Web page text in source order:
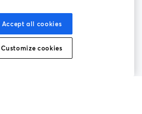
wird in einem neuen Tab geöffnet
wird in einem neuen Tab geöffnet
Cookie-Richtlinie
Hilfe-Center
Accept all cookies
Customize cookies